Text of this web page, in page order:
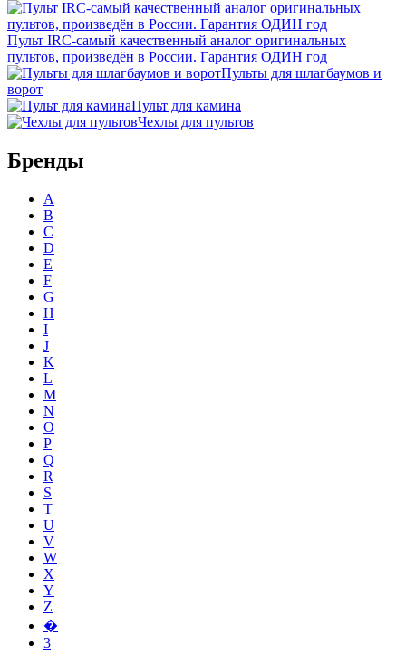
Пульт IRC-самый качественный аналог оригинальных
пультов, произведён в России. Гарантия ОДИН год
Пульты для шлагбаумов и
ворот
Пульт для камина
Чехлы для пультов
Бренды
A
B
C
D
E
F
G
H
I
J
K
L
M
N
O
P
Q
R
S
T
U
V
W
X
Y
Z
�
3